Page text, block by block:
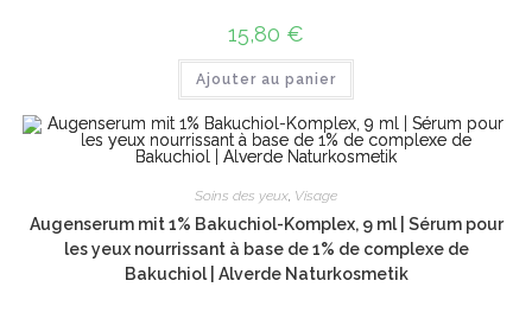
15,80 €
Ajouter au panier
Soins des yeux Visage
Augenserum mit 1% Bakuchiol-Komplex, 9 ml | Sérum pour
les yeux nourrissant à base de 1% de complexe de
Bakuchiol | Alverde Naturkosmetik